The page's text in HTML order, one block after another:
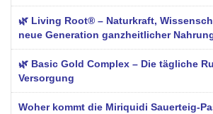
🌿 Living Root® – Naturkraft,
neue Generation ganzheitlicher
🌿 Basic Gold Complex – Die tägliche
Versorgung
Woher kommt die Miriquidi Sauerteig-